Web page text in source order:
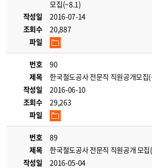
모집(~8.1)
작성일
2016-07-14
조회수
20,887
파일
번호
90
제목
한국철도공사 전문직 직원공개모집
작성일
2016-06-10
조회수
29,263
파일
번호
89
제목
한국철도공사 전문직 직원공개 모
작성일
2016-05-04